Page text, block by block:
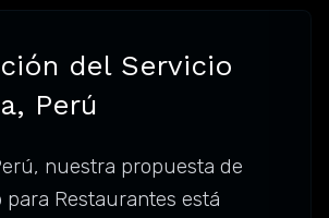
del Servicio
Perú
nuestra propuesta de
para Restaurantes está